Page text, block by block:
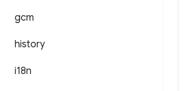
gcm
history
i18n